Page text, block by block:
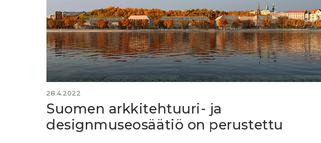
28.4.2022
Suomen arkkitehtuuri- ja
designmuseosäätiö on perustettu